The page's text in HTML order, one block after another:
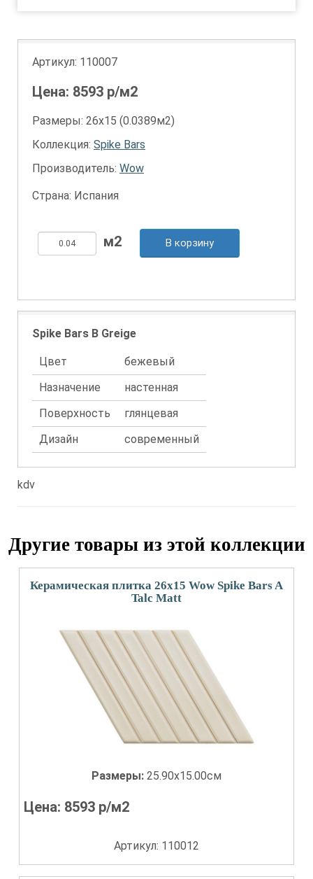
Артикул: 110007
Цена: 8593 р/м2
Размеры: 26х15 (0.0389м2)
Коллекция: Spike Bars
Производитель: Wow
Страна: Испания
В корзину
Spike Bars B Greige
Цвет
бежевый
Назначение
настенная
Поверхность
глянцевая
Дизайн
современный
kdv
Другие товары из этой коллекции
Керамическая плитка 26x15 Wow Spike Bars A
Talc Matt
Размеры: 25.90x15.00см
Цена: 8593 р/м2
Артикул: 110012